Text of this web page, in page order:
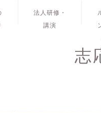
法人研修・
講演
志